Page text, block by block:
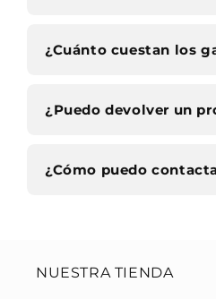
¿Cuánto cuestan los
¿Puedo devolver un
¿Cómo puedo
NUESTRA TIENDA